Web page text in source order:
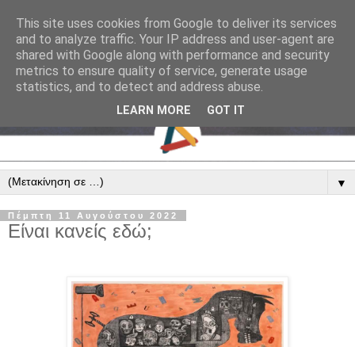
▼
Πέμπτη 11 Αυγούστου 2022
Είναι κανείς εδώ;
This site uses cookies from Google to deliver its services
and to analyze traffic. Your IP address and user-agent are
shared with Google along with performance and security
metrics to ensure quality of service, generate usage
statistics, and to detect and address abuse.
LEARN MORE GOT IT